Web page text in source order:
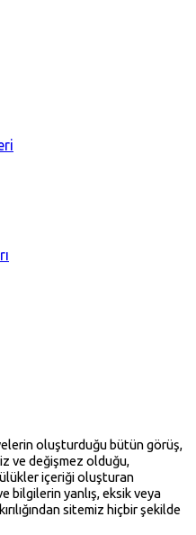
oluşturduğu bütün görüş,
ve değişmez olduğu,
içeriği oluşturan
bilgilerin yanlış, eksik veya
sitemiz hiçbir şekilde